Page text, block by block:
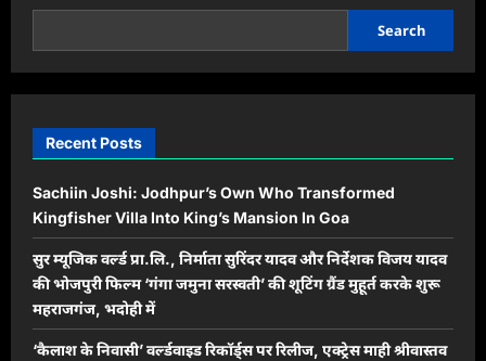
Search
Recent Posts
Sachiin Joshi: Jodhpur’s Own Who Transformed
Kingfisher Villa Into King’s Mansion In Goa
सुर म्यूजिक वर्ल्ड प्रा.लि., निर्माता सुरिंदर यादव और निर्देशक विजय यादव
की भोजपुरी फिल्म ‘गंगा जमुना सरस्वती’ की शूटिंग ग्रैंड मुहूर्त करके शुरू
महराजगंज, भदोही में
‘कैलाश के निवासी’ वर्ल्डवाइड रिकॉर्ड्स पर रिलीज, एक्ट्रेस माही श्रीवास्तव